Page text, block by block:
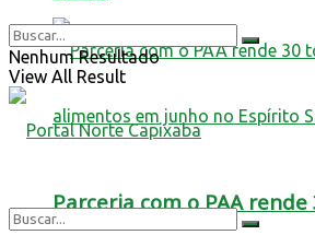
Parceria com o PAA
Nenhum Resultado
View All Result